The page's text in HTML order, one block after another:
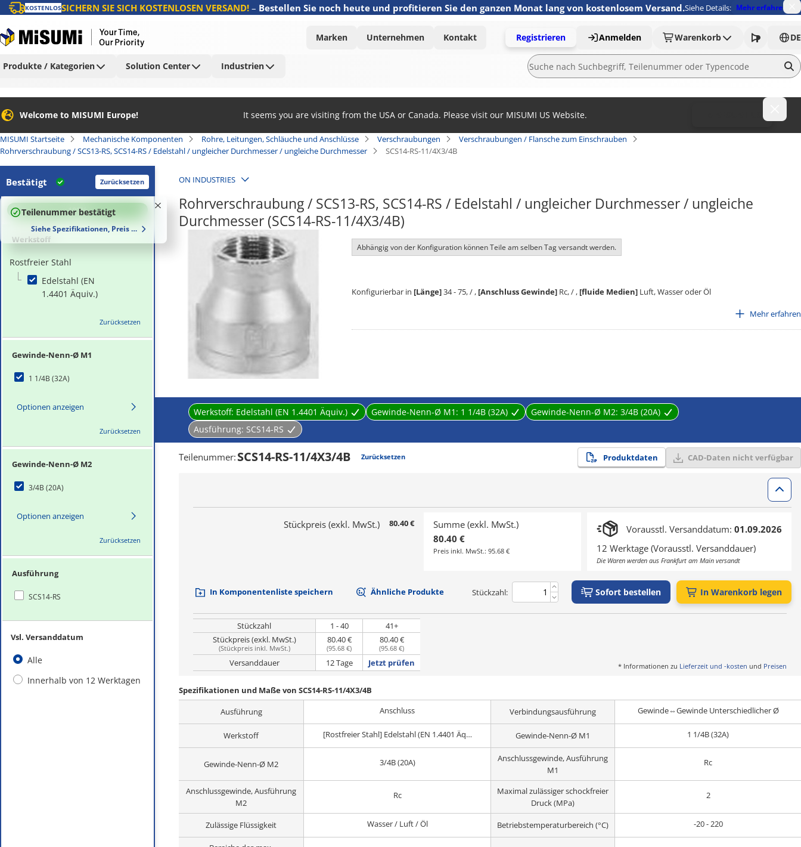
KOSTENLOSSICHERN SIE SICH KOSTENLOSEN VERSAND!– Bestellen Sie noch heute und profitieren Sie den ganzen Monat lang von kostenlosem Versand.Siehe Details: Mehr erfahren
Marken Unternehmen Kontakt Registrieren Anmelden Warenkorb DE
Produkte / Kategorien Solution Center Industrien
Welcome to MISUMI Europe! It seems you are visiting from the USA or Canada. Please visit our MISUMI US Website.
MISUMI Startseite Mechanische Komponenten Rohre, Leitungen, Schläuche und Anschlüsse Verschraubungen
Verschraubungen / Flansche zum Einschrauben
Rohrverschraubung / SCS13-RS, SCS14-RS / Edelstahl / ungleicher Durchmesser / ungleiche Durchmesser
SCS14-RS-11/4X3/4B
Bestätigt Zurücksetzen
100%
Teilenummer bestätigt
Siehe Spezifikationen, Preis und Lieferzeiten
Werkstoff
Rostfreier Stahl
Edelstahl (EN
1.4401 Äquiv.)
Zurücksetzen
Gewinde-Nenn-Ø M1
1 1/4B (32A)
Optionen anzeigen
Zurücksetzen
Gewinde-Nenn-Ø M2
3/4B (20A)
Optionen anzeigen
Zurücksetzen
Ausführung
SCS14-RS
Vsl. Versanddatum
Alle
Innerhalb von 12 Werktagen
ON INDUSTRIES
Rohrverschraubung / SCS13-RS, SCS14-RS / Edelstahl / ungleicher Durchmesser / ungleiche
Durchmesser (SCS14-RS-11/4X3/4B)
Abhängig von der Konfiguration können Teile am selben Tag versandt werden.
Konfigurierbar in [Länge]34 - 75, / , [Anschluss Gewinde] Rc, / , [fluide Medien] Luft, Wasser oder Öl
Herstellerdetails:
Wir bieten zuverlässige Edelstahlprodukte an, die eine strenge Qualitätskontrolle vom Guss bis zur Fertigstellung umfassen, da
Mehr erfahren
Werkstoff: Edelstahl (EN 1.4401 Äquiv.) Gewinde-Nenn-Ø M1: 1 1/4B (32A) Gewinde-Nenn-Ø M2: 3/4B (20A)
Ausführung: SCS14-RS
Teilenummer: SCS14-RS-11/4X3/4B Zurücksetzen Produktdaten CAD-Daten nicht verfügbar
Stückpreis (exkl. MwSt.) 80.40 €
Summe (exkl. MwSt.)
80.40 €
Preis inkl. MwSt.: 95.68 €
Vorausstl. Versanddatum: 01.09.2026
12 Werktage (Vorausstl. Versanddauer)
Die Waren werden aus Frankfurt am Main versandt
In Komponentenliste speichern Ähnliche Produkte Stückzahl: Sofort bestellen In Warenkorb legen
Stückzahl 1 - 40
41+
Stückpreis (exkl. MwSt.)
(Stückpreis inkl. MwSt.)
80.40 €
(95.68 €)
80.40 €
(95.68 €)
Versanddauer 12 Tage Jetzt prüfen * Informationen zu Lieferzeit und -kosten und Preisen
Spezifikationen und Maße von SCS14-RS-11/4X3/4B
Ausführung
Anschluss Verbindungsausführung Gewinde⇔Gewinde Unterschiedlicher Ø
Werkstoff [Rostfreier Stahl] Edelstahl (EN 1.4401 Äquiv.) Gewinde-Nenn-Ø M1 1 1/4B (32A)
Gewinde-Nenn-Ø M2 3/4B (20A)
Anschlussgewinde, Ausführung
M1
Rc
Anschlussgewinde, Ausführung
M2
Rc
Maximal zulässiger schockfreier
Druck (MPa)
2
Zulässige Flüssigkeit Wasser / Luft / Öl Betriebstemperaturbereich (°C) -20 - 220